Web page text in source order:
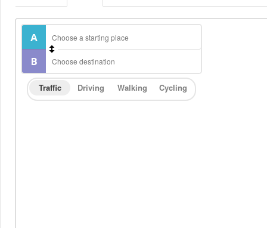
Traffic Driving Walking Cycling